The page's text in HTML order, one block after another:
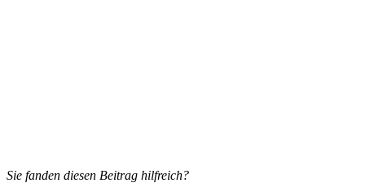
Sie fanden diesen Beitrag hilfreich?